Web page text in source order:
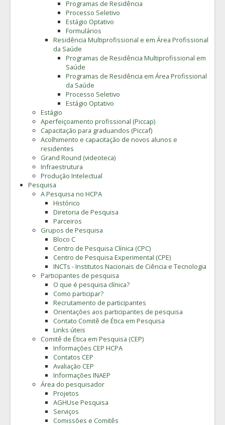
Programas de Residência
Processo Seletivo
Estágio Optativo
Formulários
Residência Multiprofissional e em Área Profissional
da Saúde
Programas de Residência Multiprofissional em
Saúde
Programas de Residência em Área Profissional
da Saúde
Processo Seletivo
Estágio Optativo
Estágio
Aperfeiçoamento profissional (Piccap)
Capacitação para graduandos (Piccaf)
Acolhimento e capacitação de novos alunos e
residentes
Grand Round (videoteca)
Infraestrutura
Produção Intelectual
Pesquisa
A Pesquisa no HCPA
Histórico
Diretoria de Pesquisa
Parceiros
Grupos de Pesquisa
Bloco C
Centro de Pesquisa Clínica (CPC)
Centro de Pesquisa Experimental (CPE)
INCTs - Institutos Nacionais de Ciência e Tecnologia
Participantes de pesquisa
O que é pesquisa clínica?
Como participar?
Recrutamento de participantes
Orientações aos participantes de pesquisa
Contato Comitê de Ética em Pesquisa
Links úteis
Comitê de Ética em Pesquisa (CEP)
Informações CEP HCPA
Contatos CEP
Avaliação CEP
Informações INAEP
Área do pesquisador
Projetos
AGHUse Pesquisa
Serviços
Comissões e Comitês